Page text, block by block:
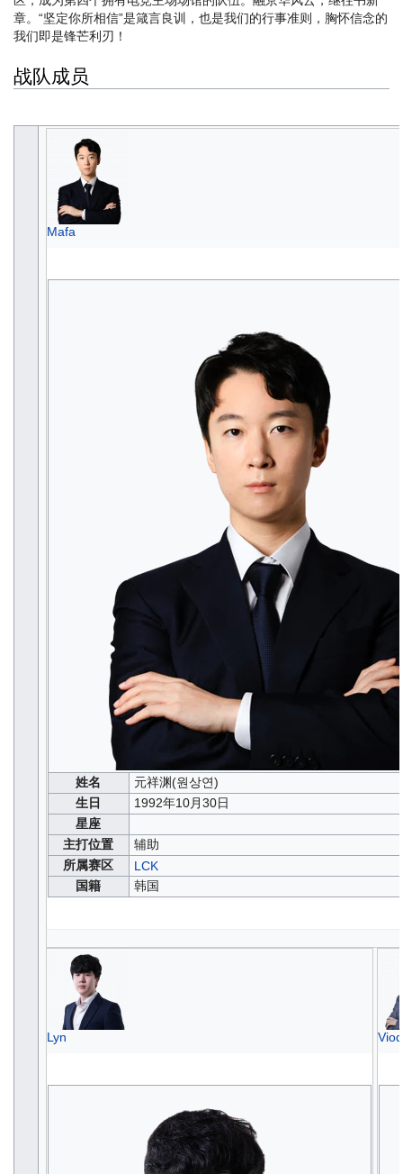
章。“坚定你所相信”是箴言良训，也是我们的行事准则，胸怀信念的
我们即是锋芒利刃！
战队成员
Mafa
姓名
元祥渊(원상연)
生日
1992年10月30日
星座
主打位置
辅助
所属赛区
LCK
国籍
韩国
Lyn Viod